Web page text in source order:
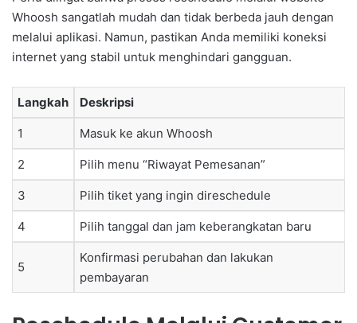
Whoosh sangatlah mudah dan tidak berbeda jauh dengan
melalui aplikasi. Namun, pastikan Anda memiliki koneksi
internet yang stabil untuk menghindari gangguan.
Langkah Deskripsi
1 Masuk ke akun Whoosh
2 Pilih menu “Riwayat Pemesanan”
3 Pilih tiket yang ingin direschedule
4 Pilih tanggal dan jam keberangkatan baru
5
Konfirmasi perubahan dan lakukan
pembayaran